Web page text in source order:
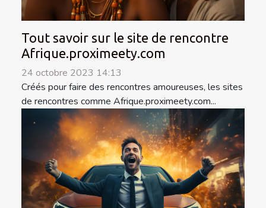
Tout savoir sur le site de rencontre
Afrique.proximeety.com
24 octobre 2023 14:13
Créés pour faire des rencontres amoureuses, les sites
de rencontres comme Afrique.proximeety.com...